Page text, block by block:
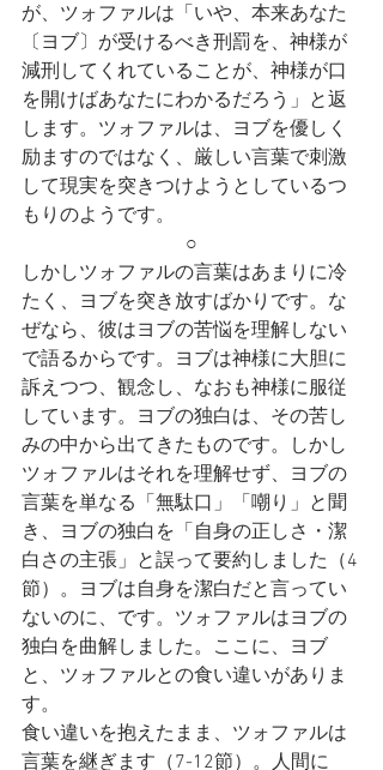
が、ツォファルは「いや、本来あなた
〔ヨブ〕が受けるべき刑罰を、神様が
減刑してくれていることが、神様が口
を開けばあなたにわかるだろう」と返
します。ツォファルは、ヨブを優しく
励ますのではなく、厳しい言葉で刺激
して現実を突きつけようとしているつ
もりのようです。
○
しかしツォファルの言葉はあまりに冷
たく、ヨブを突き放すばかりです。な
ぜなら、彼はヨブの苦悩を理解しない
で語るからです。ヨブは神様に大胆に
訴えつつ、観念し、なおも神様に服従
しています。ヨブの独白は、その苦し
みの中から出てきたものです。しかし
ツォファルはそれを理解せず、ヨブの
言葉を単なる「無駄口」「嘲り」と聞
き、ヨブの独白を「自身の正しさ・潔
白さの主張」と誤って要約しました（4
節）。ヨブは自身を潔白だと言ってい
ないのに、です。ツォファルはヨブの
独白を曲解しました。ここに、ヨブ
と、ツォファルとの食い違いがありま
す。
食い違いを抱えたまま、ツォファルは
言葉を継ぎます（7-12節）。人間に